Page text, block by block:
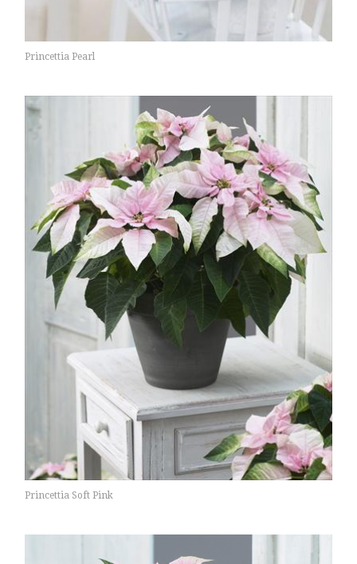
Princettia Pearl
Princettia Soft Pink